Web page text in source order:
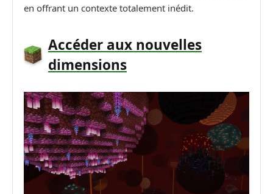
en offrant un contexte totalement inédit.
Accéder aux nouvelles
dimensions